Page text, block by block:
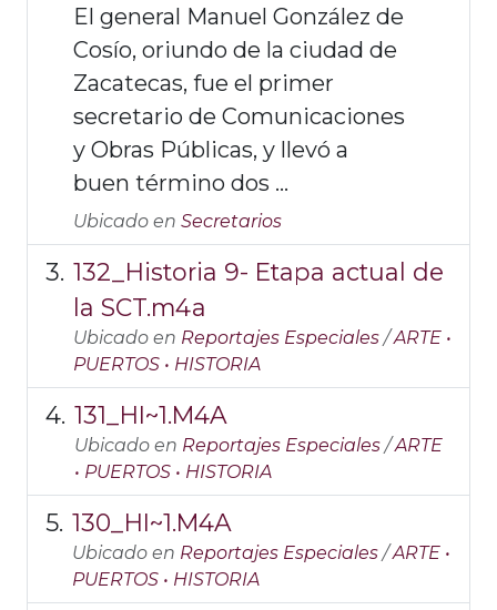
El general Manuel González de
Cosío, oriundo de la ciudad de
Zacatecas, fue el primer
secretario de Comunicaciones
y Obras Públicas, y llevó a
buen término dos ...
Ubicado en Secretarios
132_Historia 9- Etapa actual de
la SCT.m4a
Ubicado en Reportajes Especiales /ARTE •
PUERTOS • HISTORIA
131_HI~1.M4A
Ubicado en Reportajes Especiales /ARTE
• PUERTOS • HISTORIA
130_HI~1.M4A
Ubicado en Reportajes Especiales /ARTE •
PUERTOS • HISTORIA